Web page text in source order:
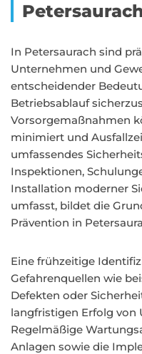
In Petersaurach sind
Unternehmen und
entscheidender
Betriebsablauf
Vorsorgemaßnahmen
minimiert und
umfassendes
Inspektionen,
Installation moderner
umfasst, bildet die
Prävention in
Eine frühzeitige
Gefahrenquellen wie
Defekten oder
langfristigen Erfolg von
Regelmäßige
Anlagen sowie die